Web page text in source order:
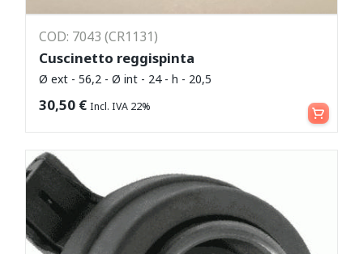
COD: 7043 (CR1131)
Cuscinetto reggispinta
Ø ext - 56,2 - Ø int - 24 - h - 20,5
30,50 € Incl. IVA 22% Aggiungi al carrello